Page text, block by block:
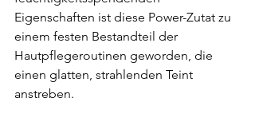
Eigenschaften ist diese Power-Zutat zu
einem festen Bestandteil der
Hautpflegeroutinen geworden, die
einen glatten, strahlenden Teint
anstreben.